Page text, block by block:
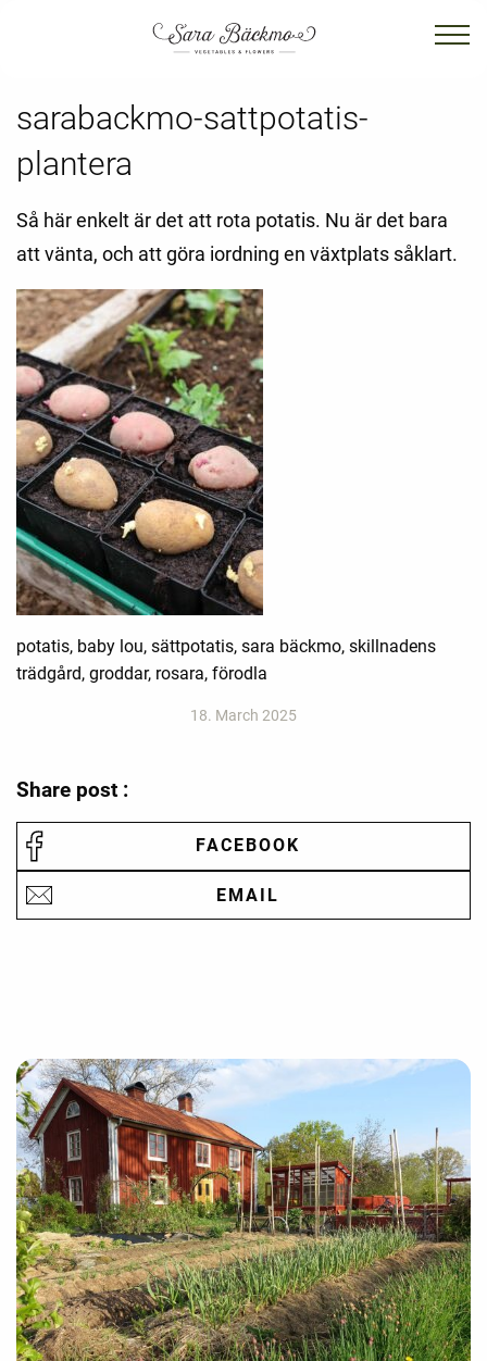
sarabackmo-sattpotatis-
plantera
Så här enkelt är det att rota potatis. Nu är det bara
att vänta, och att göra iordning en växtplats såklart.
potatis, baby lou, sättpotatis, sara bäckmo, skillnadens
trädgård, groddar, rosara, förodla
18. March 2025
Share post :
FACEBOOK
EMAIL